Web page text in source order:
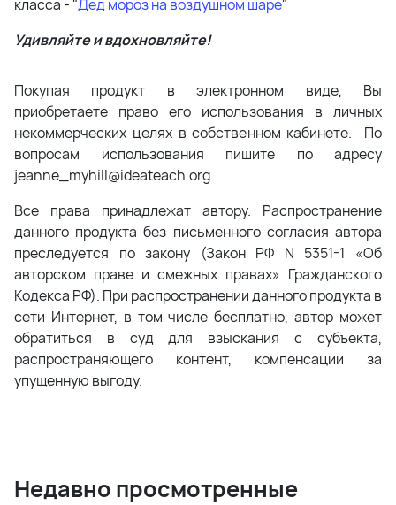
класса - "Дед мороз на воздушном шаре"
Удивляйте и вдохновляйте!
Покупая продукт в электронном виде, Вы
приобретаете право его использования в личных
некоммерческих целях в собственном кабинете. По
вопросам использования пишите по адресу
jeanne_myhill@ideateach.org
Все права принадлежат автору. Распространение
данного продукта без письменного согласия автора
преследуется по закону (Закон РФ N 5351-1 «Об
авторском праве и смежных правах» Гражданского
Кодекса РФ). При распространении данного продукта в
сети Интернет, в том числе бесплатно, автор может
обратиться в суд для взыскания с субъекта,
распространяющего контент, компенсации за
упущенную выгоду.
Недавно просмотренные